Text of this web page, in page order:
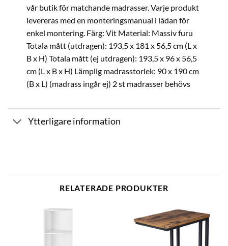
vår butik för matchande madrasser. Varje produkt
levereras med en monteringsmanual i lådan för
enkel montering. Färg: Vit Material: Massiv furu
Totala mått (utdragen): 193,5 x 181 x 56,5 cm (L x
B x H) Totala mått (ej utdragen): 193,5 x 96 x 56,5
cm (L x B x H) Lämplig madrasstorlek: 90 x 190 cm
(B x L) (madrass ingår ej) 2 st madrasser behövs
Ytterligare information
RELATERADE PRODUKTER